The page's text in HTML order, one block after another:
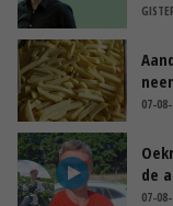
07-
de
07-